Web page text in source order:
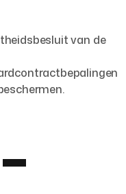
van de